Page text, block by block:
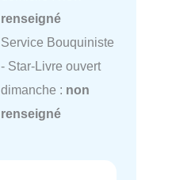
renseigné
Service Bouquiniste
- Star-Livre ouvert
dimanche : non
renseigné